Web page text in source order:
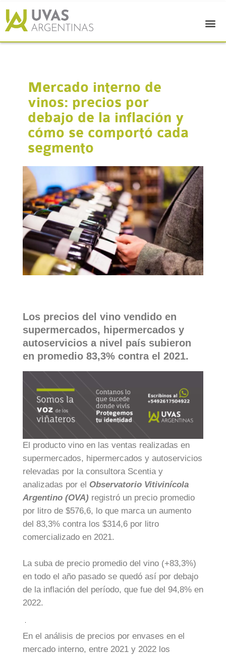
Mercado interno de
vinos: precios por
debajo de la inflación y
cómo se comportó cada
segmento
Los precios del vino vendido en
supermercados, hipermercados y
autoservicios a nivel país subieron
en promedio 83,3% contra el 2021.
El producto vino en las ventas realizadas en
supermercados, hipermercados y autoservicios
relevadas por la consultora Scentia y
analizadas por el Observatorio Vitivinícola
Argentino (OVA) registró un precio promedio
por litro de $576,6, lo que marca un aumento
del 83,3% contra los $314,6 por litro
comercializado en 2021.
La suba de precio promedio del vino (+83,3%)
en todo el año pasado se quedó así por debajo
de la inflación del período, que fue del 94,8% en
2022.
En el análisis de precios por envases en el
mercado interno, entre 2021 y 2022 los